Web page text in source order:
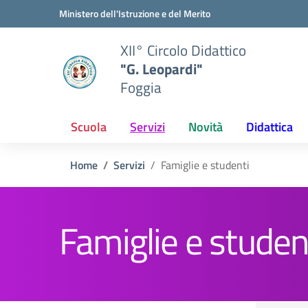
Vai ai contenuti
Vai al menu di navigazioneMinistero dell'Istruzione e del Merito
XII° Circolo Didattico
"G. Leopardi"
Foggia
Scuola Servizi Novità Didattica
Home Servizi Famiglie e studenti
Famiglie e